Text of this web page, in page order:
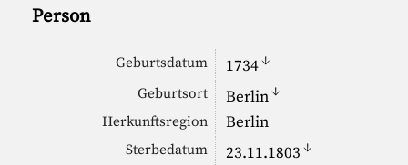
Person
Geburtsdatum 1734↓
Geburtsort Berlin↓
Herkunftsregion Berlin
Sterbedatum 23.11.1803 ↓